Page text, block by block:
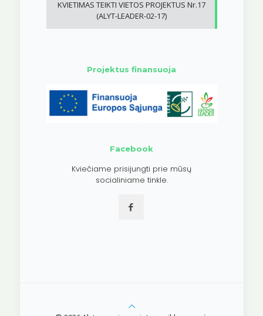
KVIETIMAS TEIKTI VIETOS PROJEKTUS Nr.17
(ALYT-LEADER-02-17)
Projektus finansuoja
Facebook
Kviečiame prisijungti prie mūsų
socialiniame tinkle.